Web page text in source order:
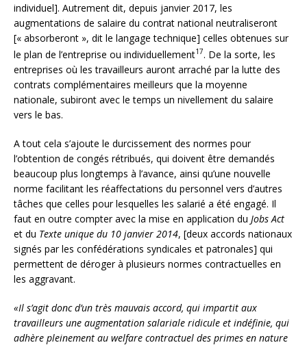
individuel]. Autrement dit, depuis janvier 2017, les
augmentations de salaire du contrat national neutraliseront
[« absorberont », dit le langage technique] celles obtenues sur
le plan de l’entreprise ou individuellement17. De la sorte, les
entreprises où les travailleurs auront arraché par la lutte des
contrats complémentaires meilleurs que la moyenne
nationale, subiront avec le temps un nivellement du salaire
vers le bas.
A tout cela s’ajoute le durcissement des normes pour
l’obtention de congés rétribués, qui doivent être demandés
beaucoup plus longtemps à l’avance, ainsi qu’une nouvelle
norme facilitant les réaffectations du personnel vers d’autres
tâches que celles pour lesquelles les salarié a été engagé. Il
faut en outre compter avec la mise en application du Jobs Act
et du Texte unique du 10 janvier 2014, [deux accords nationaux
signés par les confédérations syndicales et patronales] qui
permettent de déroger à plusieurs normes contractuelles en
les aggravant.
«Il s’agit donc d’un très mauvais accord, qui impartit aux
travailleurs une augmentation salariale ridicule et indéfinie, qui
adhère pleinement au welfare contractuel des primes en nature